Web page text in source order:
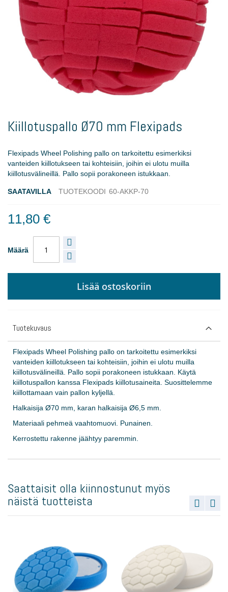
the
the
images
gallery
Kiillotuspallo Ø70 mm Flexipads
Flexipads Wheel Polishing pallo on tarkoitettu esimerkiksi
vanteiden kiillotukseen tai kohteisiin, joihin ei ulotu muilla
kiillotusvälineillä. Pallo sopii porakoneen istukkaan.
SAATAVILLA TUOTEKOODI 60-AKKP-70
11,80 €
Määrä
Lisää ostoskoriin
Tuotekuvaus
Flexipads Wheel Polishing pallo on tarkoitettu esimerkiksi
vanteiden kiillotukseen tai kohteisiin, joihin ei ulotu muilla
kiillotusvälineillä. Pallo sopii porakoneen istukkaan. Käytä
kiillotuspallon kanssa Flexipads kiillotusaineita. Suosittelemme
kiillottamaan vain pallon kyljellä.
Halkaisija Ø70 mm, karan halkaisija Ø6,5 mm.
Materiaali pehmeä vaahtomuovi. Punainen.
Kerrostettu rakenne jäähtyy paremmin.
Saattaisit olla kiinnostunut myös
näistä tuotteista